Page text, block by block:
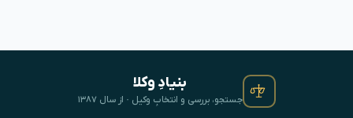
بنیادِ وکلا
جستجو، بررسی و انتخابِ وکیل · از سال ۱۳۸۷